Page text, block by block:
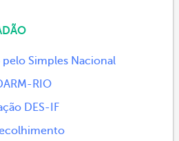
Simples Nacional
RIO
DES-IF